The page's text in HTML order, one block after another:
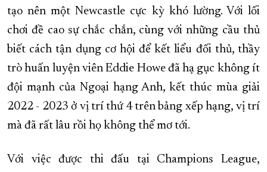
tạo nên một Newcastle cực kỳ khó lường. Với lối
chơi đề cao sự chắc chắn, cùng với những cầu thủ
biết cách tận dụng cơ hội để kết liểu đối thủ, thầy
trò huấn luyện viên Eddie Howe đã hạ gục không ít
đội mạnh của Ngoại hạng Anh, kết thúc mùa giải
2022 - 2023 ở vị trí thứ 4 trên bảng xếp hạng, vị trí
mà đã rất lâu rồi họ không thể mơ tới.
Với việc được thi đấu tại Champions League,